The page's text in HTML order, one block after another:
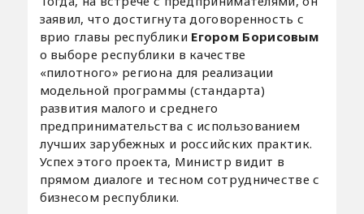
заявил, что достигнута договоренность с
врио главы республики Егором Борисовым
о выборе республики в качестве
«пилотного» региона для реализации
модельной программы (стандарта)
развития малого и среднего
предпринимательства с использованием
лучших зарубежных и российских практик.
Успех этого проекта, Министр видит в
прямом диалоге и тесном сотрудничестве с
бизнесом республики.